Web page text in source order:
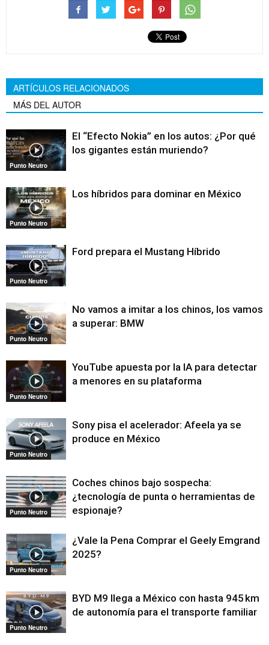
ARTÍCULOS RELACIONADOS
MÁS DEL AUTOR
Punto Neutro
El “Efecto Nokia” en los autos: ¿Por qué
los gigantes están muriendo?
Punto Neutro
Los híbridos para dominar en México
Punto Neutro
Ford prepara el Mustang Híbrido
Punto Neutro
No vamos a imitar a los chinos, los vamos
a superar: BMW
Punto Neutro
YouTube apuesta por la IA para detectar
a menores en su plataforma
Punto Neutro
Sony pisa el acelerador: Afeela ya se
produce en México
Punto Neutro
Coches chinos bajo sospecha:
¿tecnología de punta o herramientas de
espionaje?
Punto Neutro
¿Vale la Pena Comprar el Geely Emgrand
2025?
Punto Neutro
BYD M9 llega a México con hasta 945 km
de autonomía para el transporte familiar